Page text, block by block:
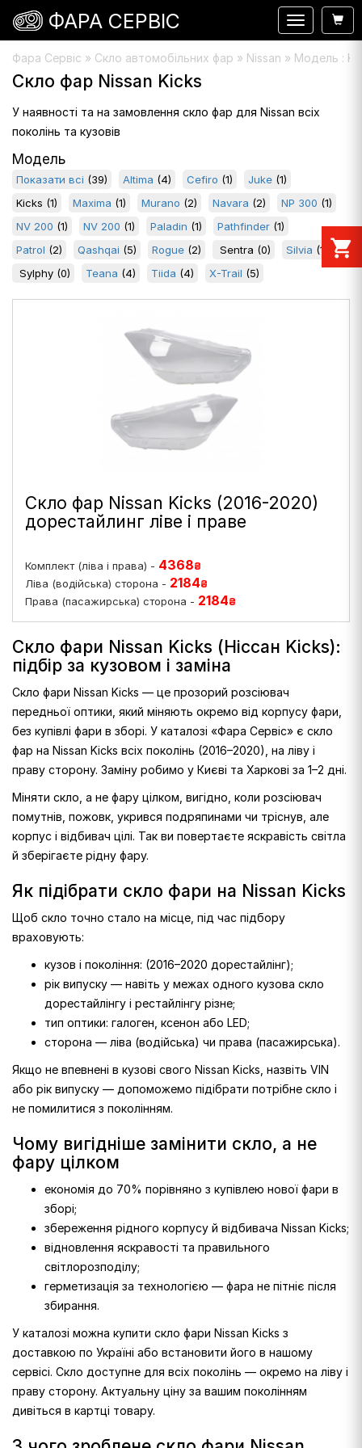
Фара Сервіс » Скло автомобільних фар » Nissan » Модель :
Скло фар Nissan Kicks
У наявності та на замовлення скло фар для Nissan всіх
поколінь та кузовів
Модель
Показати всі (39) Altima (4) Cefiro (1) Juke (1)
Kicks (1) Maxima (1) Murano (2) Navara (2) NP 300 (1)
NV 200 (1) NV 200 (1) Paladin (1) Pathfinder (1)
Patrol (2) Qashqai (5) Rogue (2) Sentra (0) Silvia (1)
Sylphy (0) Teana (4) Tiida (4) X-Trail (5)
Скло фар Nissan Kicks (2016-2020)
дорестайлинг ліве і праве
Комплект (ліва і права) - 4368₴
Ліва (водійська) сторона - 2184₴
Права (пасажирська) сторона - 2184₴
Скло фари Nissan Kicks (Ніссан Kicks):
підбір за кузовом і заміна
Скло фари Nissan Kicks — це прозорий розсіювач
передньої оптики, який міняють окремо від корпусу фари,
без купівлі фари в зборі. У каталозі «Фара Сервіс» є скло
фар на Nissan Kicks всіх поколінь (2016–2020), на ліву і
праву сторону. Заміну робимо у Києві та Харкові за 1–2 дні.
Міняти скло, а не фару цілком, вигідно, коли розсіювач
помутнів, пожовк, укрився подряпинами чи тріснув, але
корпус і відбивач цілі. Так ви повертаєте яскравість світла
й зберігаєте рідну фару.
Як підібрати скло фари на Nissan Kicks
Щоб скло точно стало на місце, під час підбору
враховують:
кузов і покоління: (2016–2020 дорестайлінг);
рік випуску — навіть у межах одного кузова скло
дорестайлінгу і рестайлінгу різне;
тип оптики: галоген, ксенон або LED;
сторона — ліва (водійська) чи права (пасажирська).
Якщо не впевнені в кузові свого Nissan Kicks, назвіть VIN
або рік випуску — допоможемо підібрати потрібне скло і
не помилитися з поколінням.
Чому вигідніше замінити скло, а не
фару цілком
економія до 70% порівняно з купівлею нової фари в
зборі;
збереження рідного корпусу й відбивача Nissan Kicks;
відновлення яскравості та правильного
світлорозподілу;
герметизація за технологією — фара не пітніє після
збирання.
У каталозі можна купити скло фари Nissan Kicks з
доставкою по Україні або встановити його в нашому
сервісі. Скло доступне для всіх поколінь — окремо на ліву і
праву сторону. Актуальну ціну за вашим поколінням
дивіться в картці товару.
Навигация
ФАРА СЕРВІС
shopping_cart